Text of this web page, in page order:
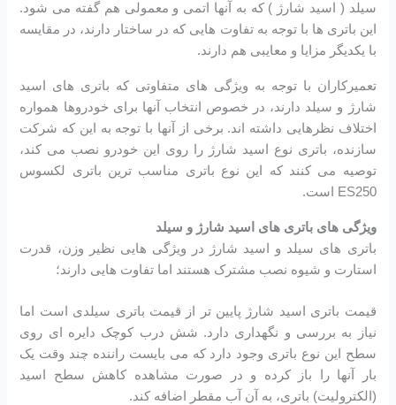
سیلد ( اسید شارژ ) که به آنها اتمی و معمولی هم گفته می شود.
این باتری ها با توجه به تفاوت هایی که در ساختار دارند، در مقایسه
با یکدیگر مزایا و معایبی هم دارند.
تعمیرکاران با توجه به ویژگی های متفاوتی که باتری های اسید
شارژ و سیلد دارند، در خصوص انتخاب آنها برای خودروها همواره
اختلاف نظرهایی داشته اند. برخی از آنها با توجه به این که شرکت
سازنده، باتری نوع اسید شارژ را روی این خودرو نصب می کند،
توصیه می کنند که این نوع باتری مناسب ترین باتری لکسوس
ES250 است.
ویژگی های باتری های اسید شارژ و سیلد
باتری های سیلد و اسید شارژ در ویژگی هایی نظیر وزن، قدرت
استارت و شیوه نصب مشترک هستند اما تفاوت هایی دارند؛
قیمت باتری اسید شارژ پایین تر از قیمت باتری سیلدی است اما
نیاز به بررسی و نگهداری دارد. شش درب کوچک دایره ای روی
سطح این نوع باتری وجود دارد که می بایست راننده چند وقت یک
بار آنها را باز کرده و در صورت مشاهده کاهش سطح اسید
(الکترولیت) باتری، به آن آب مقطر اضافه کند.